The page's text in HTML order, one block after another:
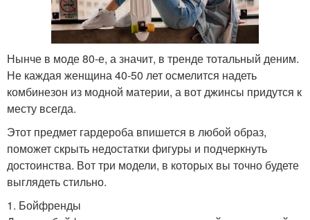
Нынче в моде 80-е, а значит, в тренде тотальный деним.
Не каждая женщина 40-50 лет осмелится надеть
комбинезон из модной материи, а вот джинсы придутся к
месту всегда.
Этот предмет гардероба впишется в любой образ,
поможет скрыть недостатки фигуры и подчеркнуть
достоинства. Вот три модели, в которых вы точно будете
выглядеть стильно.
1. Бойфренды